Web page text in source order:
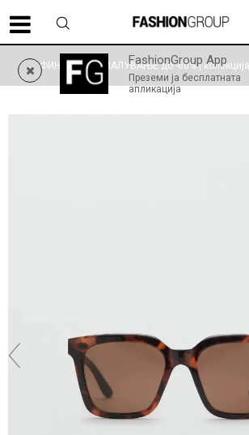
FashionGroup App
Преземи ја бесплатната
апликација
ФИНАЛНО НАМАЛУВАЊЕ до -60% | колекција